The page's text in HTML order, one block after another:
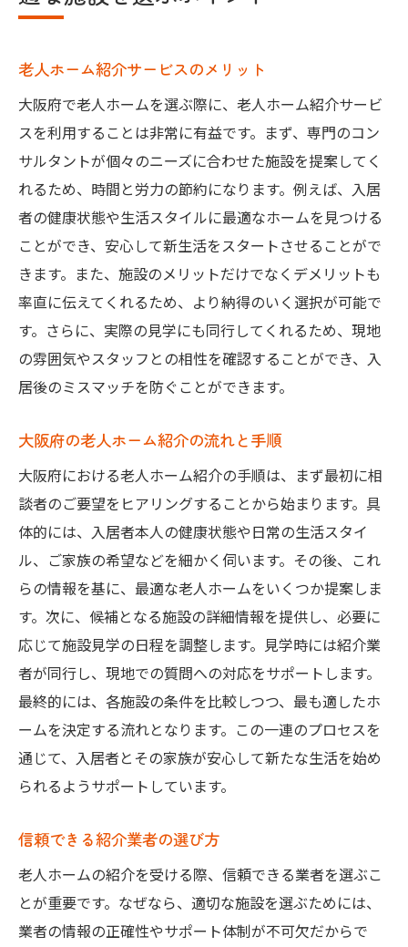
老人ホーム紹介サービスのメリット
大阪府で老人ホームを選ぶ際に、老人ホーム紹介サービ
スを利用することは非常に有益です。まず、専門のコン
サルタントが個々のニーズに合わせた施設を提案してく
れるため、時間と労力の節約になります。例えば、入居
者の健康状態や生活スタイルに最適なホームを見つける
ことができ、安心して新生活をスタートさせることがで
きます。また、施設のメリットだけでなくデメリットも
率直に伝えてくれるため、より納得のいく選択が可能で
す。さらに、実際の見学にも同行してくれるため、現地
の雰囲気やスタッフとの相性を確認することができ、入
居後のミスマッチを防ぐことができます。
大阪府の老人ホーム紹介の流れと手順
大阪府における老人ホーム紹介の手順は、まず最初に相
談者のご要望をヒアリングすることから始まります。具
体的には、入居者本人の健康状態や日常の生活スタイ
ル、ご家族の希望などを細かく伺います。その後、これ
らの情報を基に、最適な老人ホームをいくつか提案しま
す。次に、候補となる施設の詳細情報を提供し、必要に
応じて施設見学の日程を調整します。見学時には紹介業
者が同行し、現地での質問への対応をサポートします。
最終的には、各施設の条件を比較しつつ、最も適したホ
ームを決定する流れとなります。この一連のプロセスを
通じて、入居者とその家族が安心して新たな生活を始め
られるようサポートしています。
信頼できる紹介業者の選び方
老人ホームの紹介を受ける際、信頼できる業者を選ぶこ
とが重要です。なぜなら、適切な施設を選ぶためには、
業者の情報の正確性やサポート体制が不可欠だからで